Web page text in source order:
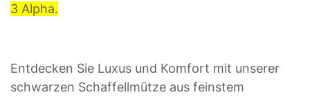
3 Alpha.
Entdecken Sie Luxus und Komfort mit unserer
schwarzen Schaffellmütze aus feinstem